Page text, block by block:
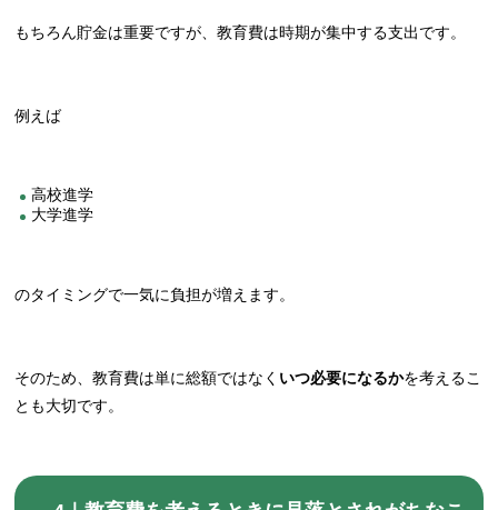
もちろん貯金は重要ですが、教育費は時期が集中する支出です。
例えば
高校進学
大学進学
のタイミングで一気に負担が増えます。
そのため、教育費は単に総額ではなく いつ必要になるかを考えるこ
とも大切です。